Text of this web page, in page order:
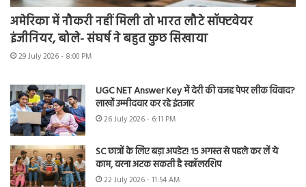
अमेरिका में नौकरी नहीं मिली तो भारत लौटे सॉफ्टवेयर
इंजीनियर, बोले- संघर्ष ने बहुत कुछ सिखाया
29 July 2026 - 8:00 PM
UGC NET Answer Key में देरी की वजह पेपर लीक विवाद?
लाखों उम्मीदवार कर रहे इंतजार
26 July 2026 - 6:11 PM
SC छात्रों के लिए बड़ा अपडेट! 15 अगस्त से पहले कर लें ये
काम, वरना अटक सकती है स्कॉलरशिप
22 July 2026 - 11:54 AM